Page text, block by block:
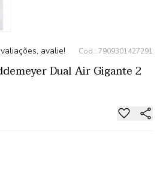
avalie! Cod.: 7909301427291
Dual Air Gigante 2